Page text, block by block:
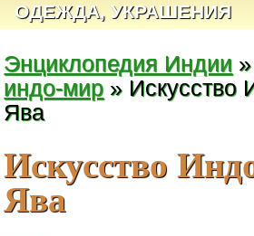
ОДЕЖДА, УКРАШЕНИЯ
Энциклопедия Индии »
индо-мир » Искусство
Ява
Искусство
Ява